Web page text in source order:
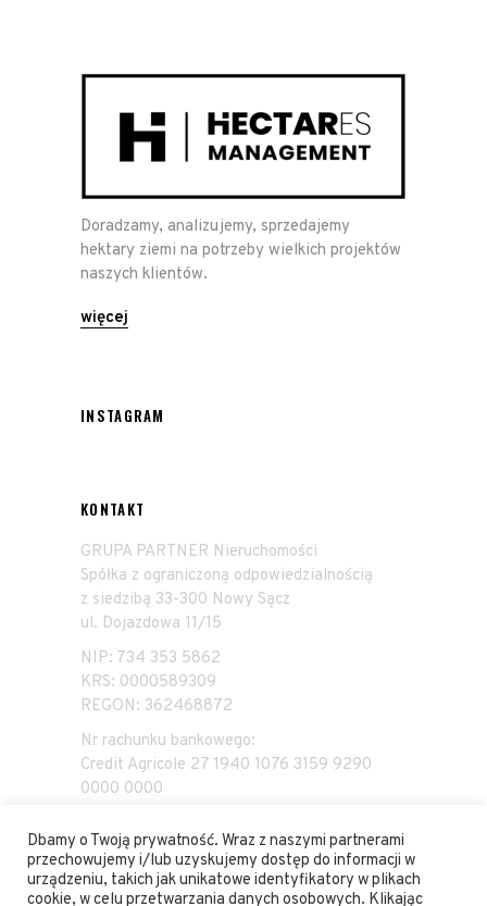
Doradzamy, analizujemy, sprzedajemy
hektary ziemi na potrzeby wielkich projektów
naszych klientów.
więcej
INSTAGRAM
KONTAKT
GRUPA PARTNER Nieruchomości
Spółka z ograniczoną odpowiedzialnością
z siedzibą 33-300 Nowy Sącz
ul. Dojazdowa 11/15
NIP: 734 353 5862
KRS: 0000589309
REGON: 362468872
Nr rachunku bankowego:
Credit Agricole 27 1940 1076 3159 9290
0000 0000
Dbamy o Twoją prywatność. Wraz z naszymi partnerami
przechowujemy i/lub uzyskujemy dostęp do informacji w
urządzeniu, takich jak unikatowe identyfikatory w plikach
cookie, w celu przetwarzania danych osobowych. Klikając